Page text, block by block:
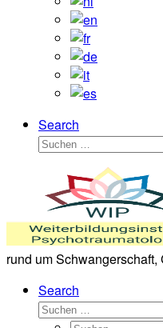
Search
Suche
rund um
Search
Suche